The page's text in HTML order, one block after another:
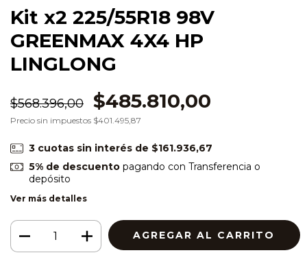
Kit x2 225/55R18 98V
GREENMAX 4X4 HP
LINGLONG
$568.396,00 $485.810,00
Precio sin impuestos $401.495,87
3 cuotas sin interés de $161.936,67
5% de descuentopagando con Transferencia o
depósito
Ver más detalles